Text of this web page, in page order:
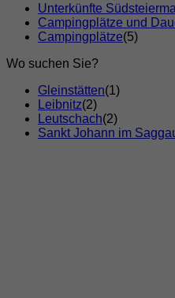
Unterkünfte
Campingplätze und
Campingplätze(5)
Wo suchen Sie?
Gleinstätten(1)
Leibnitz(2)
Leutschach(2)
Sankt Johann im